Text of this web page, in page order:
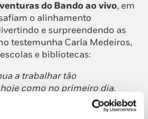
do Bando ao vivo, em
o alinhamento
e surpreendendo as
testemunha Carla Medeiros,
e bibliotecas:
a trabalhar tão
como no primeiro dia.
desta coleção é, sem
de escolas que o autor